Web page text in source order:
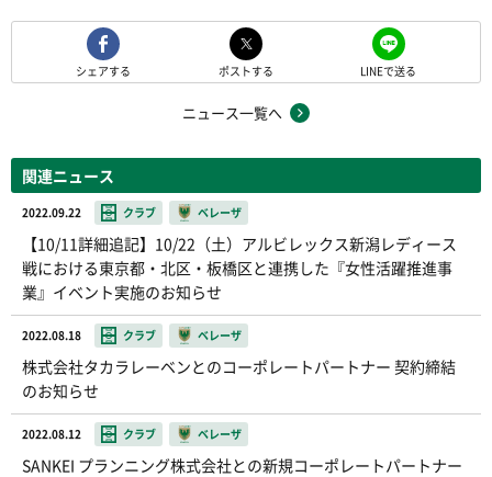
シェアする ポストする LINEで送る
ニュース一覧へ
関連ニュース
2022.09.22 クラブ ベレーザ
【10/11詳細追記】10/22（土）アルビレックス新潟レディース
戦における東京都・北区・板橋区と連携した『女性活躍推進事
業』イベント実施のお知らせ
2022.08.18 クラブ ベレーザ
株式会社タカラレーベンとのコーポレートパートナー 契約締結
のお知らせ
2022.08.12 クラブ ベレーザ
SANKEI プランニング株式会社との新規コーポレートパートナー